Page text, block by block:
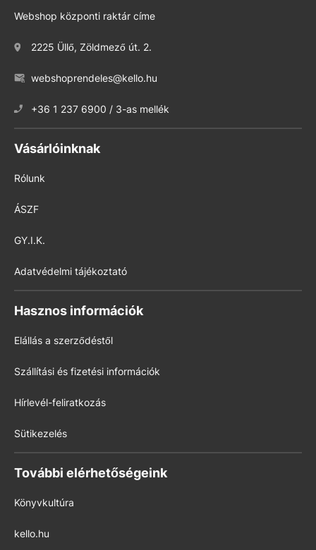
Webshop központi raktár címe
2225 Üllő, Zöldmező út. 2.
webshoprendeles@kello.hu
+36 1 237 6900 / 3-as mellék
Vásárlóinknak
Rólunk
ÁSZF
GY.I.K.
Adatvédelmi tájékoztató
Hasznos információk
Elállás a szerződéstől
Szállítási és fizetési információk
Hírlevél-feliratkozás
Sütikezelés
További elérhetőségeink
Könyvkultúra
kello.hu